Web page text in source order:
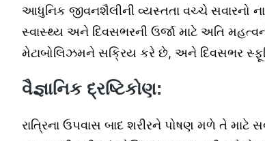
આધુનિક જીવનશૈલીની વ્યસ્તતા વચ્ચે
સ્વાસ્થ્ય અને દિવસભરની ઉર્જા માટે અતિ
મેટાબોલિઝમને સક્રિય કરે છે, અને દિવસભર
વૈજ્ઞાનિક દ્રષ્ટિકોણ:
રાત્રિના ઉપવાસ બાદ શરીરને પોષણ મળે તે માટે